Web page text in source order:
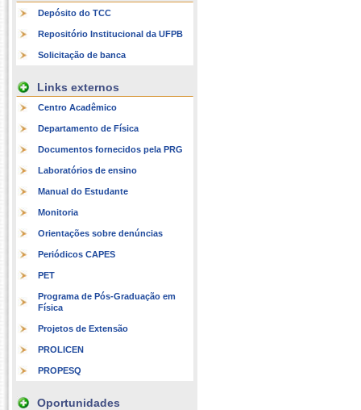
Depósito do TCC
Repositório Institucional da UFPB
Solicitação de banca
Links externos
Centro Acadêmico
Departamento de Física
Documentos fornecidos pela PRG
Laboratórios de ensino
Manual do Estudante
Monitoria
Orientações sobre denúncias
Periódicos CAPES
PET
Programa de Pós-Graduação em
Física
Projetos de Extensão
PROLICEN
PROPESQ
Oportunidades